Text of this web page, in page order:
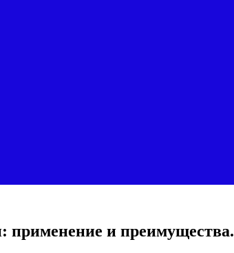
применение и преимущества.